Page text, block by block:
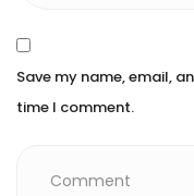
Save my name, email,
time I comment.